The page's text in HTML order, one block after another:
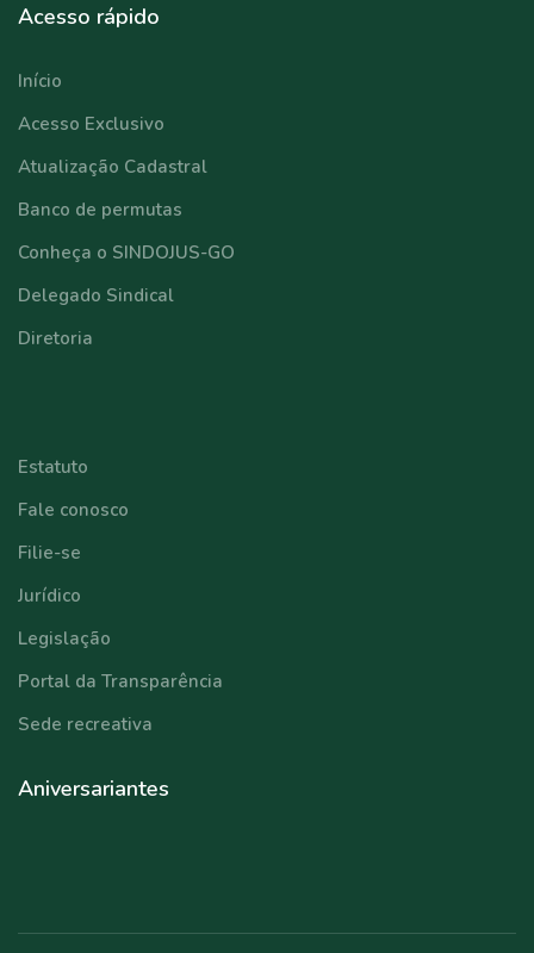
Acesso rápido
Início
Acesso Exclusivo
Atualização Cadastral
Banco de permutas
Conheça o SINDOJUS-GO
Delegado Sindical
Diretoria
Estatuto
Fale conosco
Filie-se
Jurídico
Legislação
Portal da Transparência
Sede recreativa
Aniversariantes